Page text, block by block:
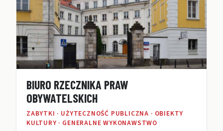
BIURO RZECZNIKA PRAW
OBYWATELSKICH
ZABYTKI · UŻYTECZNOŚĆ PUBLICZNA · OBIEKTY
KULTURY · GENERALNE WYKONAWSTWO